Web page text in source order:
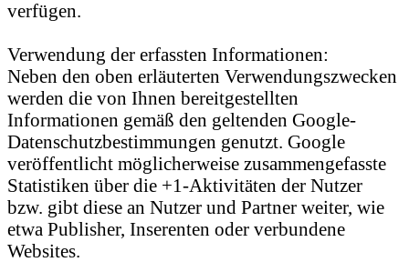
verfügen.
Verwendung der erfassten Informationen:
Neben den oben erläuterten Verwendungszwecken
werden die von Ihnen bereitgestellten
Informationen gemäß den geltenden Google-
Datenschutzbestimmungen genutzt. Google
veröffentlicht möglicherweise zusammengefasste
Statistiken über die +1-Aktivitäten der Nutzer
bzw. gibt diese an Nutzer und Partner weiter, wie
etwa Publisher, Inserenten oder verbundene
Websites.